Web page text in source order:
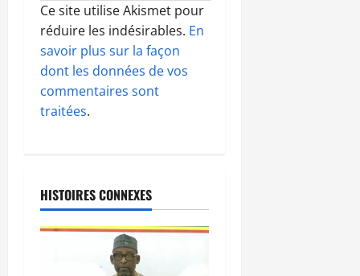
Ce site utilise Akismet pour
réduire les indésirables. En
savoir plus sur la façon
dont les données de vos
commentaires sont
traitées.
HISTOIRES CONNEXES